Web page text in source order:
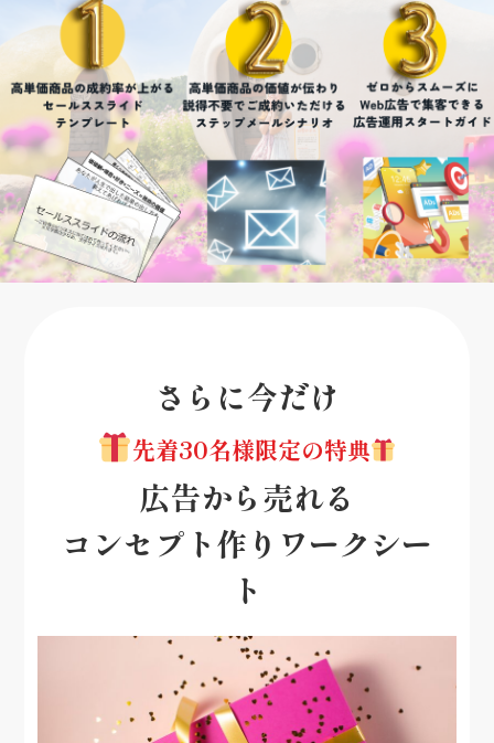
さらに今だけ
先着30名様限定の特典
広告から売れる
コンセプト作りワークシー
ト